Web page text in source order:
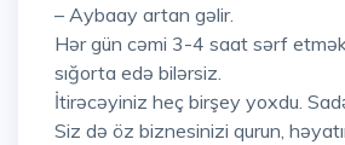
– Aybaay artan gəlir.
Hər gün cəmi 3-4 saat sərf
sığorta edə bilərsiz.
İtirəcəyiniz heç birşey yoxdu.
Siz də öz biznesinizi qurun,